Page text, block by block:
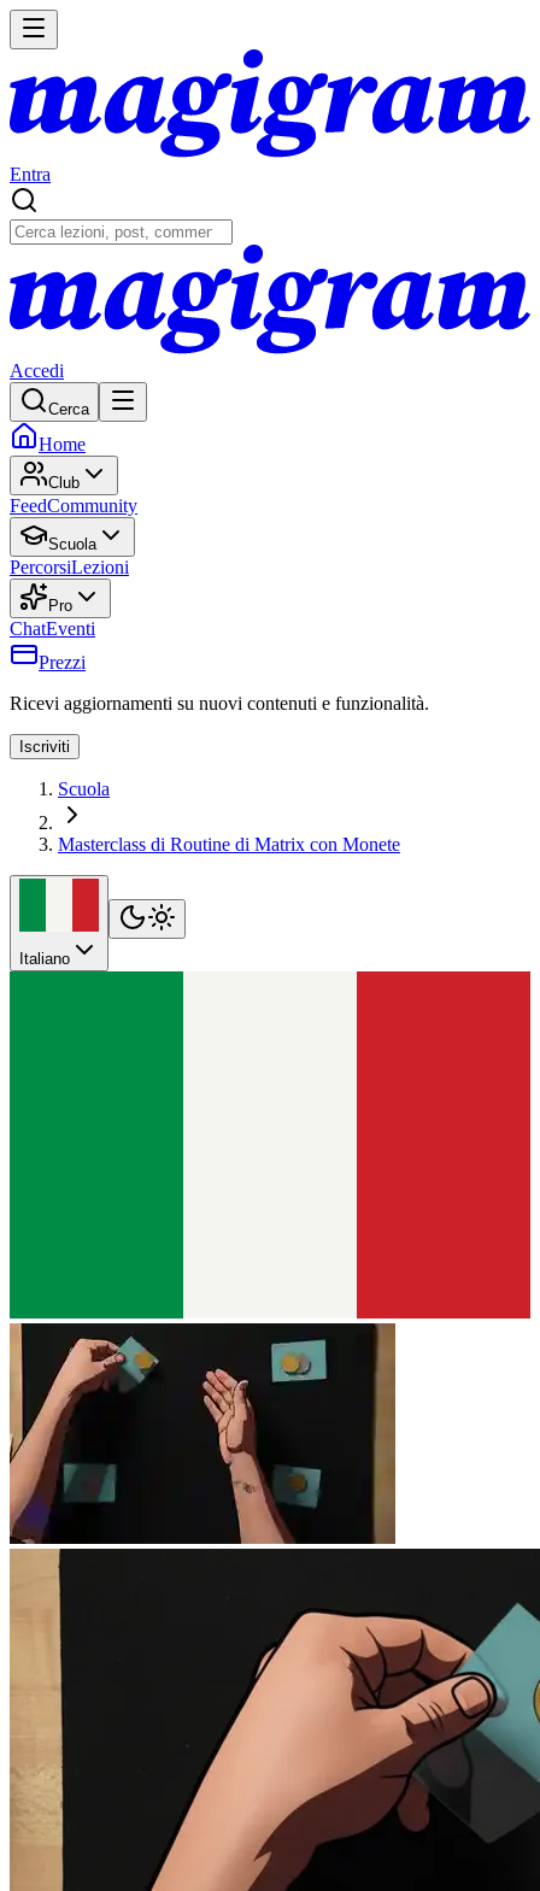
Entra
Accedi
Cerca
Home
Club
FeedCommunity
Scuola
PercorsiLezioni
Pro
ChatEventi
Prezzi
Ricevi aggiornamenti su nuovi contenuti e funzionalità.
Iscriviti
Scuola
Masterclass di Routine di Matrix con Monete
Italiano